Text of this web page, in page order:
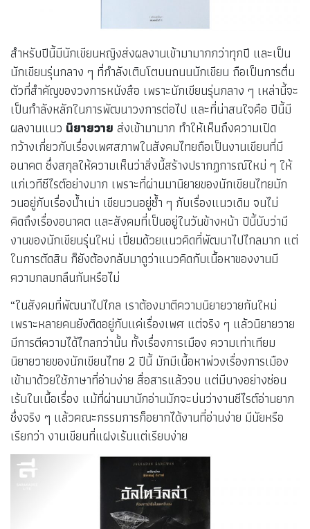
สำหรับปีนี้มีนักเขียนหญิงส่งผลงานเข้ามามากกว่าทุกปี และเป็น
นักเขียนรุ่นกลาง ๆ ที่กำลังเติบโตบนถนนนักเขียน ถือเป็นการตื่น
ตัวที่สำคัญของวงการหนังสือ เพราะนักเขียนรุ่นกลาง ๆ เหล่านี้จะ
เป็นกำลังหลักในการพัฒนาวงการต่อไป และที่น่าสนใจคือ ปีนี้มี
ผลงานแนว นิยายวาย ส่งเข้ามามาก ทำให้เห็นถึงความเปิด
กว้างเกี่ยวกับเรื่องเพศสภาพในสังคมไทยถือเป็นงานเขียนที่มี
อนาคต ซึ่งสกุลให้ความเห็นว่าสิ่งนี้สร้างปรากฏการณ์ใหม่ ๆ ให้
แก่เวทีซีไรต์อย่างมาก เพราะที่ผ่านมานิยายของนักเขียนไทยมัก
วนอยู่กับเรื่องน้ำเน่า เขียนวนอยู่ซ้ำ ๆ กับเรื่องแนวเดิม จนไม่
คิดถึงเรื่องอนาคต และสังคมที่เป็นอยู่ในวันข้างหน้า ปีนี้นับว่ามี
งานของนักเขียนรุ่นใหม่ เปี่ยมด้วยแนวคิดที่พัฒนาไปไกลมาก แต่
ในการตัดสิน ก็ยังต้องกลับมาดูว่าแนวคิดกับเนื้อหาของงานมี
ความกลมกลืนกันหรือไม่
“ในสังคมที่พัฒนาไปไกล เราต้องมาตีความนิยายวายกันใหม่
เพราะหลายคนยังติดอยู่กับแค่เรื่องเพศ แต่จริง ๆ แล้วนิยายวาย
มีการตีความได้ไกลกว่านั้น ทั้งเรื่องการเมือง ความเท่าเทียม
นิยายวายของนักเขียนไทย 2 ปีนี้ มักมีเนื้อหาพ่วงเรื่องการเมือง
เข้ามาด้วยใช้ภาษาที่อ่านง่าย สื่อสารแล้วจบ แต่มีบางอย่างซ่อน
เร้นในเนื้อเรื่อง แม้ที่ผ่านมานักอ่านมักจะบ่นว่างานซีไรต์อ่านยาก
ซึ่งจริง ๆ แล้วคณะกรรมการก็อยากได้งานที่อ่านง่าย มีนัยหรือ
เรียกว่า งานเขียนที่แฝงเร้นแต่เรียบง่าย